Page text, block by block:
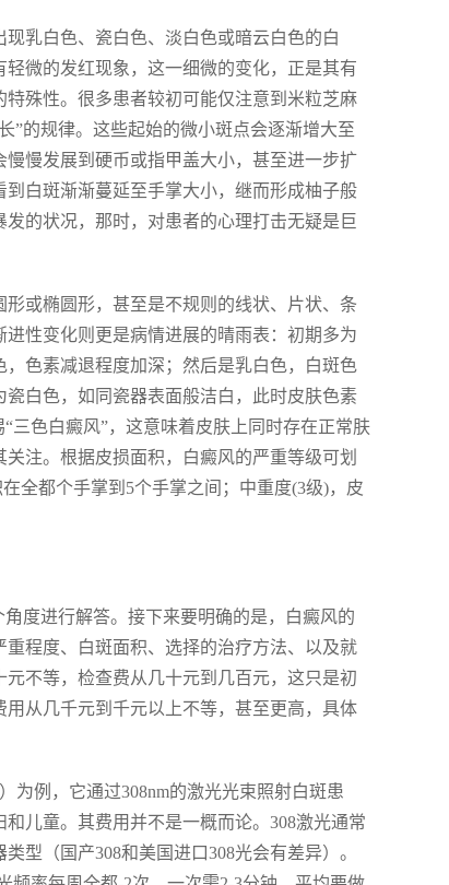
乳白色、瓷白色、淡白色或暗云白色的白
微的发红现象，这一细微的变化，正是其有
殊性。很多患者较初可能仅注意到米粒芝麻
”的规律。这些起始的微小斑点会逐渐增大至
慢发展到硬币或指甲盖大小，甚至进一步扩
白斑渐渐蔓延至手掌大小，继而形成柚子般
的状况，那时，对患者的心理打击无疑是巨
或椭圆形，甚至是不规则的线状、片状、条
性变化则更是病情进展的晴雨表：初期多为
色素减退程度加深；然后是乳白色，白斑色
白色，如同瓷器表面般洁白，此时皮肤色素
三色白癜风”，这意味着皮肤上同时存在正常肤
注。根据皮损面积，白癜风的严重等级可划
全都个手掌到5个手掌之间；中重度(3级)，皮
度进行解答。接下来要明确的是，白癜风的
程度、白斑面积、选择的治疗方法、以及就
不等，检查费从几十元到几百元，这只是初
从几千元到千元以上不等，甚至更高，具体
为例，它通过308nm的激光光束照射白斑患
儿童。其费用并不是一概而论。308激光通常
型（国产308和美国进口308光会有差异）。